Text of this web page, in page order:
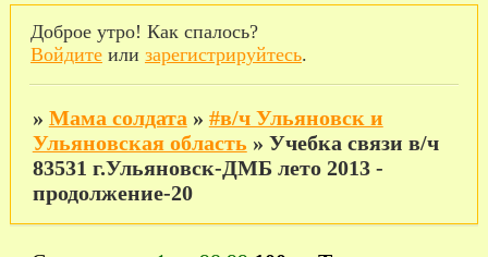
Доброе утро! Как спалось?
Войдитеили зарегистрируйтесь.
» Мама солдата » #в/ч Ульяновск и
Ульяновская область » Учебка связи в/ч
83531 г.Ульяновск-ДМБ лето 2013 -
продолжение-20